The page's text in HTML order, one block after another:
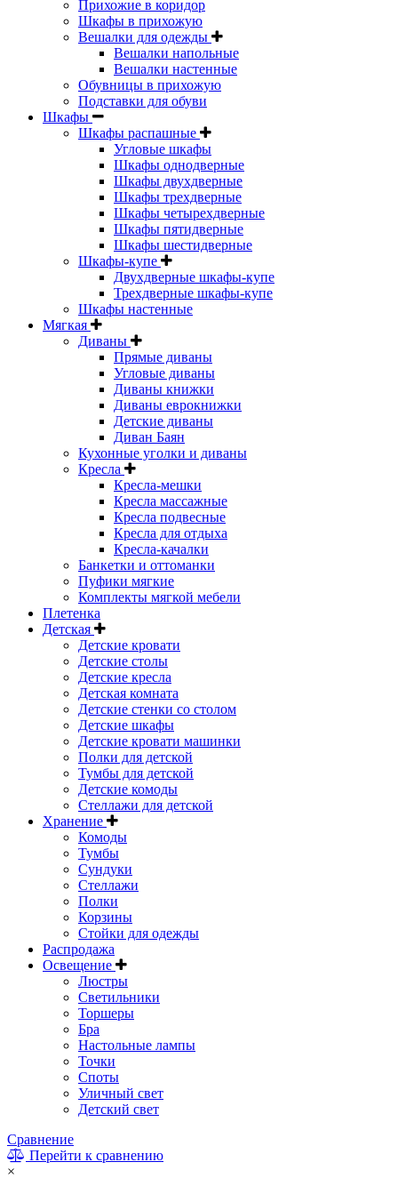
Прихожие в коридор
Шкафы в прихожую
Вешалки для одежды
Вешалки напольные
Вешалки настенные
Обувницы в прихожую
Подставки для обуви
Шкафы
Шкафы распашные
Угловые шкафы
Шкафы однодверные
Шкафы двухдверные
Шкафы трехдверные
Шкафы четырехдверные
Шкафы пятидверные
Шкафы шестидверные
Шкафы-купе
Двухдверные шкафы-купе
Трехдверные шкафы-купе
Шкафы настенные
Мягкая
Диваны
Прямые диваны
Угловые диваны
Диваны книжки
Диваны еврокнижки
Детские диваны
Диван Баян
Кухонные уголки и диваны
Кресла
Кресла-мешки
Кресла массажные
Кресла подвесные
Кресла для отдыха
Кресла-качалки
Банкетки и оттоманки
Пуфики мягкие
Комплекты мягкой мебели
Плетенка
Детская
Детские кровати
Детские столы
Детские кресла
Детская комната
Детские стенки со столом
Детские шкафы
Детские кровати машинки
Полки для детской
Тумбы для детской
Детские комоды
Стеллажи для детской
Хранение
Комоды
Тумбы
Сундуки
Стеллажи
Полки
Корзины
Стойки для одежды
Распродажа
Освещение
Люстры
Светильники
Торшеры
Бра
Настольные лампы
Точки
Споты
Уличный свет
Детский свет
Сравнение
Перейти к сравнению
×